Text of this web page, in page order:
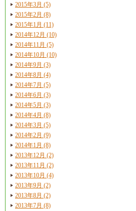
2015年3月 (5)
2015年2月 (8)
2015年1月 (11)
2014年12月 (10)
2014年11月 (5)
2014年10月 (10)
2014年9月 (3)
2014年8月 (4)
2014年7月 (5)
2014年6月 (3)
2014年5月 (3)
2014年4月 (8)
2014年3月 (5)
2014年2月 (9)
2014年1月 (8)
2013年12月 (2)
2013年11月 (2)
2013年10月 (4)
2013年9月 (2)
2013年8月 (2)
2013年7月 (8)